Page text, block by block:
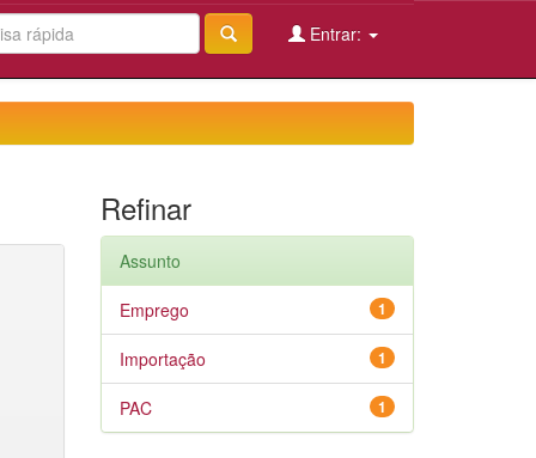
Entrar:
Refinar
Assunto
1
Emprego
1
Importação
1
PAC